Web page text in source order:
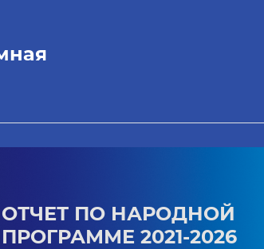
ОТЧЕТ ПО НАРОДНОЙ
ПРОГРАММЕ 2021-2026